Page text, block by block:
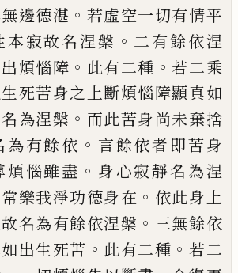
邊德湛 。 若虛空一切有情平
本寂故名涅槃 。 二有餘依涅
煩惱障 。 此有二種 。若二乘
死苦身之上斷煩惱障顯真如
名為涅槃 。 而此苦身尚未棄捨
為有餘依 。 言餘依者即苦身
煩惱雖盡 。 身心寂靜名為涅
樂我淨功德身在 。 依此身上
名為有餘依涅槃 。 三無餘依
出生死苦 。 此有二種 。若二